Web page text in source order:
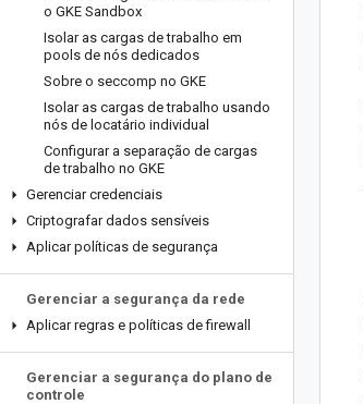
o GKE Sandbox
Isolar as cargas de trabalho em
pools de nós dedicados
Sobre o seccomp no GKE
Isolar as cargas de trabalho usando
nós de locatário individual
Configurar a separação de cargas
de trabalho no GKE
Gerenciar credenciais
Criptografar dados sensíveis
Aplicar políticas de segurança
Gerenciar a segurança da rede
Aplicar regras e políticas de firewall
Gerenciar a segurança do plano de
controle